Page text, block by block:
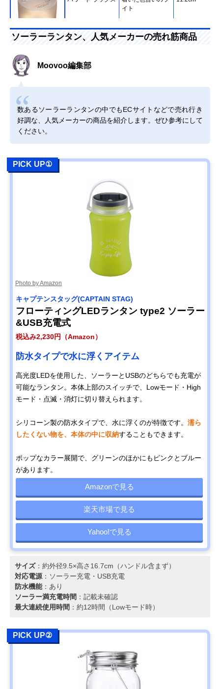
Amazonで見る
イト
Amazonで見る
できるソーラーラ
DS-60S
用
DOD(ディーオー
ディー) LEDソー
ラーポップアップ
ランタン L1-427
好みや気分に合わ
せてカラー・モー
ドをチェンジ
DABADA(ダバダ)
LED ランタン 63
灯 led-lantan-63
5種類の方法で充
LuminAID ルミン
空気を入れて膨ら
Amazonで見る
キャリー・ザ・サ
ン(CARRY THE
SUN) Cool Bright
Medium
コンパクトにたた
める四角いデザイ
11×11×11cm
ーランタン Solar
BSCESSC0101
時の備えにもおす
ソーラーランタン、人気メーカーの売れ筋商品
Moovoo編集部
数あるソーラーランタンの中でもECサイトなどで売れ行き
好調な、人気メーカーの商品を紹介します。ぜひ参考にして
ください。
PICK UP①
Photo by Amazon
キャプテンスタッグ(CAPTAIN STAG)
フローティングLEDランタン type2 ソーラー
&USB充電式
税込み2,230円（Amazon）
防水タイプで水に浮くアイテム
高光度LEDを使用した、ソーラーとUSBのどちらでも充電が
可能なランタン。本体上部のスイッチで、Lowモード・High
モード・点滅・消灯に切り替えられます。
シリコーン製の防水タイプで、水に浮くのが特徴です。 濡ら
したくない物を、本体の中に収納することもできます。
ポップなカラー展開で、グリーンのほかにもピンクとブルー
があります。
Amazonで見る
楽天市場で見る
Yahoo!で見る
サイズ：約外径9.5×高さ16.7cm（ハンドル含まず）
対応電源：ソーラー充電・USB充電
防水機能：あり
ソーラー満充電時間 ：記載未確認
最大連続使用時間 ：約12時間（Lowモード時）
PICK UP②